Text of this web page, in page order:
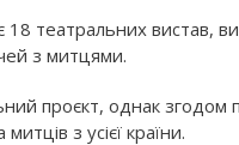
театральних вистав,
з митцями.
проєкт, однак
з усієї країни.